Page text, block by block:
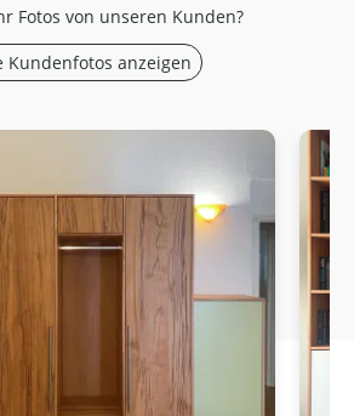
Fotos von unseren Kunden?
Kundenfotos anzeigen